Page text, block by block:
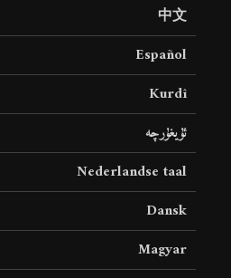
中文
Español
Kurdî
ئۇيغۇرچە
Nederlandse taal
Dansk
Magyar